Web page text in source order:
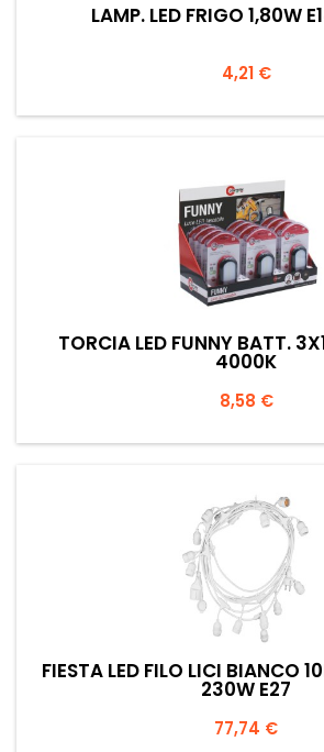
LAMP. LED FRIGO 1,80W
Prezzo
4,21 €
TORCIA LED FUNNY BATT.
4000K
Prezzo
8,58 €
FIESTA LED FILO LICI BIANCO
230W E27
Prezzo
77,74 €